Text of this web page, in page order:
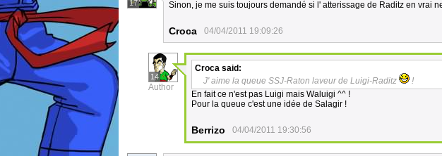
17
Sinon, je me suis toujours demandé si l' atterissage de Raditz en vrai
Croca 04/04/2011 19:09:26
14
Author
Croca said:
J' aime la queue SSJ-Raton laveur de Luigi-Raditz
!
En fait ce n'est pas Luigi mais Waluigi ^^ !
Pour la queue c'est une idée de Salagir !
Berrizo 04/04/2011 19:30:56